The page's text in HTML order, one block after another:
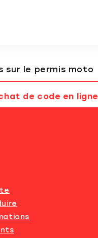
de code en ligne
sur le permis moto